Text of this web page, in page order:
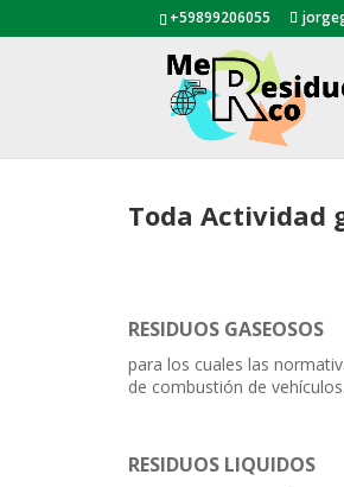
+59899206055
Toda Actividad
RESIDUOS GASEOSOS
para los cuales las
de combustión de vehículos.
RESIDUOS LIQUIDOS